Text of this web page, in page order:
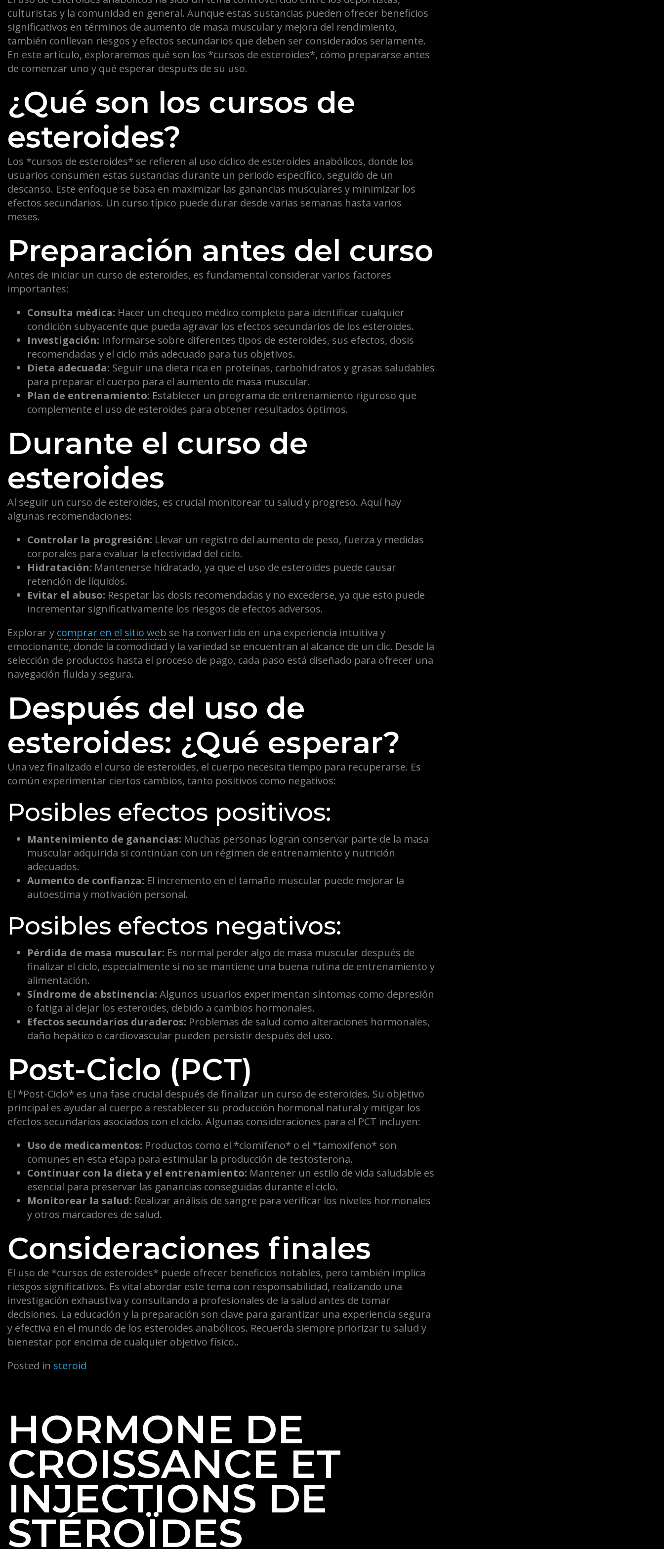
esteroides
antes
y
después
uso
culturistas y la comunidad en general. Aunque estas sustancias pueden ofrecer beneficios
significativos en términos de aumento de masa muscular y mejora del rendimiento,
también conllevan riesgos y efectos secundarios que deben ser considerados seriamente.
En este artículo, exploraremos qué son los *cursos de esteroides*, cómo prepararse antes
de comenzar uno y qué esperar después de su uso.
¿Qué son los cursos de
esteroides?
Los *cursos de esteroides* se refieren al uso cíclico de esteroides anabólicos, donde los
usuarios consumen estas sustancias durante un periodo específico, seguido de un
descanso. Este enfoque se basa en maximizar las ganancias musculares y minimizar los
efectos secundarios. Un curso típico puede durar desde varias semanas hasta varios
meses.
Preparación antes del curso
Antes de iniciar un curso de esteroides, es fundamental considerar varios factores
importantes:
Consulta médica: Hacer un chequeo médico completo para identificar cualquier
condición subyacente que pueda agravar los efectos secundarios de los esteroides.
Investigación: Informarse sobre diferentes tipos de esteroides, sus efectos, dosis
recomendadas y el ciclo más adecuado para tus objetivos.
Dieta adecuada: Seguir una dieta rica en proteínas, carbohidratos y grasas saludables
para preparar el cuerpo para el aumento de masa muscular.
Plan de entrenamiento: Establecer un programa de entrenamiento riguroso que
complemente el uso de esteroides para obtener resultados óptimos.
Durante el curso de
esteroides
Al seguir un curso de esteroides, es crucial monitorear tu salud y progreso. Aquí hay
algunas recomendaciones:
Controlar la progresión: Llevar un registro del aumento de peso, fuerza y medidas
corporales para evaluar la efectividad del ciclo.
Hidratación: Mantenerse hidratado, ya que el uso de esteroides puede causar
retención de líquidos.
Evitar el abuso: Respetar las dosis recomendadas y no excederse, ya que esto puede
incrementar significativamente los riesgos de efectos adversos.
Explorar y comprar en el sitio web se ha convertido en una experiencia intuitiva y
emocionante, donde la comodidad y la variedad se encuentran al alcance de un clic. Desde la
selección de productos hasta el proceso de pago, cada paso está diseñado para ofrecer una
navegación fluida y segura.
Después del uso de
esteroides: ¿Qué esperar?
Una vez finalizado el curso de esteroides, el cuerpo necesita tiempo para recuperarse. Es
común experimentar ciertos cambios, tanto positivos como negativos:
Posibles efectos positivos:
Mantenimiento de ganancias: Muchas personas logran conservar parte de la masa
muscular adquirida si continúan con un régimen de entrenamiento y nutrición
adecuados.
Aumento de confianza: El incremento en el tamaño muscular puede mejorar la
autoestima y motivación personal.
Posibles efectos negativos:
Pérdida de masa muscular: Es normal perder algo de masa muscular después de
finalizar el ciclo, especialmente si no se mantiene una buena rutina de entrenamiento y
alimentación.
Síndrome de abstinencia: Algunos usuarios experimentan síntomas como depresión
o fatiga al dejar los esteroides, debido a cambios hormonales.
Efectos secundarios duraderos: Problemas de salud como alteraciones hormonales,
daño hepático o cardiovascular pueden persistir después del uso.
Post-Ciclo (PCT)
El *Post-Ciclo* es una fase crucial después de finalizar un curso de esteroides. Su objetivo
principal es ayudar al cuerpo a restablecer su producción hormonal natural y mitigar los
efectos secundarios asociados con el ciclo. Algunas consideraciones para el PCT incluyen:
Uso de medicamentos: Productos como el *clomifeno* o el *tamoxifeno* son
comunes en esta etapa para estimular la producción de testosterona.
Continuar con la dieta y el entrenamiento: Mantener un estilo de vida saludable es
esencial para preservar las ganancias conseguidas durante el ciclo.
Monitorear la salud: Realizar análisis de sangre para verificar los niveles hormonales
y otros marcadores de salud.
Consideraciones finales
El uso de *cursos de esteroides* puede ofrecer beneficios notables, pero también implica
riesgos significativos. Es vital abordar este tema con responsabilidad, realizando una
investigación exhaustiva y consultando a profesionales de la salud antes de tomar
decisiones. La educación y la preparación son clave para garantizar una experiencia segura
y efectiva en el mundo de los esteroides anabólicos. Recuerda siempre priorizar tu salud y
bienestar por encima de cualquier objetivo físico..
Posted in steroid
HORMONE DE
CROISSANCE ET
INJECTIONS DE
STÉROÏDES